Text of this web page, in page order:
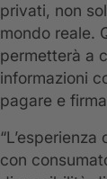
privati, non
mondo reale.
permetterà a
informazioni
pagare e
con